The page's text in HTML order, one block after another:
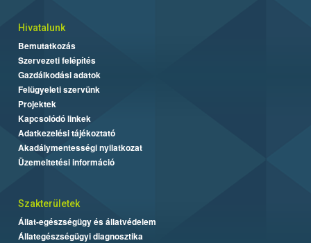
Hivatalunk
Bemutatkozás
Szervezeti felépítés
Gazdálkodási adatok
Felügyeleti szervünk
Projektek
Kapcsolódó linkek
Adatkezelési tájékoztató
Akadálymentességi nyilatkozat
Üzemeltetési információ
Szakterületek
Állat-egészségügy és állatvédelem
Állategészségügyi diagnosztika